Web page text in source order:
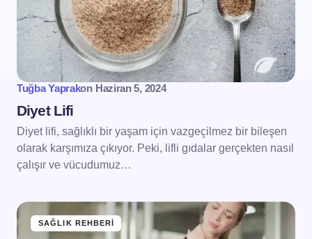
Tuğba Yaprakon Haziran 5, 2024
Diyet Lifi
Diyet lifi, sağlıklı bir yaşam için vazgeçilmez bir bileşen
olarak karşımıza çıkıyor. Peki, lifli gıdalar gerçekten nasıl
çalışır ve vücudumuz…
SAĞLIK REHBERI